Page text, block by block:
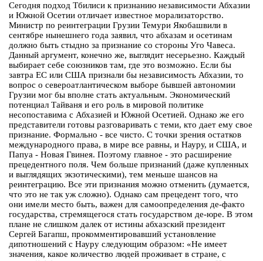
Сегодня подход Тбилиси к признанию независимости Абхазии
и Южной Осетии отличает известное морализаторство.
Министр по реинтеграции Грузии Темури Якобашвили в
сентябре нынешнего года заявил, что абхазам и осетинам
должно быть стыдно за признание со стороны Уго Чавеса.
Данный аргумент, конечно же, выглядит несерьезно. Каждый
выбирает себе союзников там, где это возможно. Если бы
завтра ЕС или США признали бы независимость Абхазии, то
вопрос о североатлантическом выборе бывшей автономии
Грузии мог бы вполне стать актуальным. Экономический
потенциал Тайваня и его роль в мировой политике
несопоставима с Абхазией и Южной Осетией. Однако же его
представители готовы разговаривать с теми, кто дает ему свое
признание. Формально - все чисто. С точки зрения остатков
международного права, в мире все равны, и Науру, и США, и
Папуа - Новая Гвинея. Поэтому главное - это расширение
прецедентного поля. Чем больше признаний (даже купленных
и выглядящих экзотическими), тем меньше шансов на
реинтеграцию. Все эти признания можно отменить (думается,
что это не так уж сложно). Однако сам прецедент того, что
они имели место быть, важен для самоопределения де-факто
государства, стремящегося стать государством де-юре. В этом
плане не слишком далек от истины абхазский президент
Сергей Багапш, прокомментировавший установление
дипотношений с Науру следующим образом: «Не имеет
значения, какое количество людей проживает в стране, с